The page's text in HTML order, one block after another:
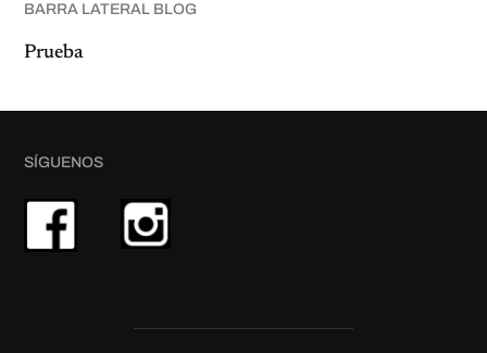
BARRA LATERAL BLOG
Prueba
SÍGUENOS